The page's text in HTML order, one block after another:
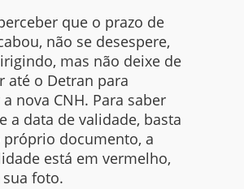
que o prazo de
não se desespere,
mas não deixe de
até o Detran para
nova CNH. Para saber
a data de validade, basta
próprio documento, a
está em vermelho,
foto.